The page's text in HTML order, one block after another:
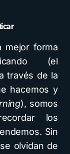
mejor forma
(el
través de la
hacemos y
), somos
los
Sin
se olvidan de